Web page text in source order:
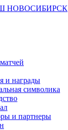
НОВОСИБИРСК
и награды
символика
и партнеры